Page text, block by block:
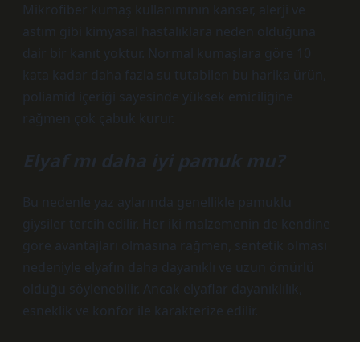
Mikrofiber kumaş kullanımının kanser, alerji ve
astım gibi kimyasal hastalıklara neden olduğuna
dair bir kanıt yoktur. Normal kumaşlara göre 10
kata kadar daha fazla su tutabilen bu harika ürün,
poliamid içeriği sayesinde yüksek emiciliğine
rağmen çok çabuk kurur.
Elyaf mı daha iyi pamuk mu?
Bu nedenle yaz aylarında genellikle pamuklu
giysiler tercih edilir. Her iki malzemenin de kendine
göre avantajları olmasına rağmen, sentetik olması
nedeniyle elyafın daha dayanıklı ve uzun ömürlü
olduğu söylenebilir. Ancak elyaflar dayanıklılık,
esneklik ve konfor ile karakterize edilir.